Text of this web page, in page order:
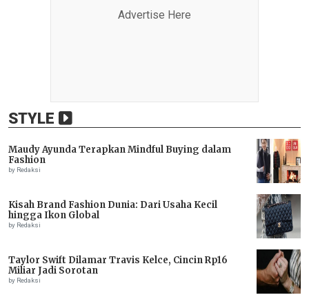
Advertise Here
STYLE
Maudy Ayunda Terapkan Mindful Buying dalam
Fashion
by Redaksi
Kisah Brand Fashion Dunia: Dari Usaha Kecil
hingga Ikon Global
by Redaksi
Taylor Swift Dilamar Travis Kelce, Cincin Rp16
Miliar Jadi Sorotan
by Redaksi